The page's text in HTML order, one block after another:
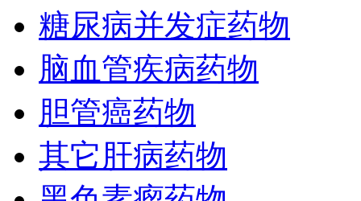
糖尿病并发症药物
脑血管疾病药物
胆管癌药物
其它肝病药物